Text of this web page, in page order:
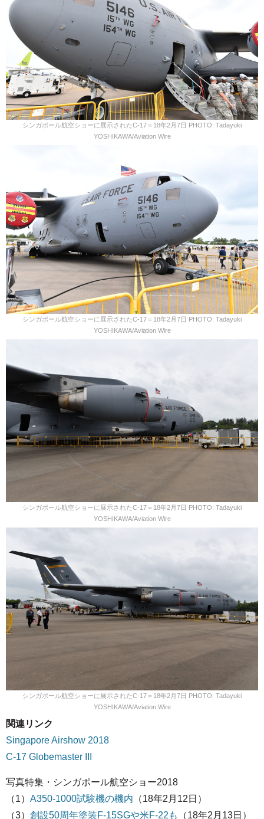
シンガポール航空ショーに展示されたC-17＝18年2月7日 PHOTO: Tadayuki
YOSHIKAWA/Aviation Wire
シンガポール航空ショーに展示されたC-17＝18年2月7日 PHOTO: Tadayuki
YOSHIKAWA/Aviation Wire
シンガポール航空ショーに展示されたC-17＝18年2月7日 PHOTO: Tadayuki
YOSHIKAWA/Aviation Wire
シンガポール航空ショーに展示されたC-17＝18年2月7日 PHOTO: Tadayuki
YOSHIKAWA/Aviation Wire
関連リンク
Singapore Airshow 2018
C-17 Globemaster III
写真特集・シンガポール航空ショー2018
（1） A350-1000試験機の機内 （18年2月12日）
（3） 創設50周年塗装F-15SGや米F-22も （18年2月13日）